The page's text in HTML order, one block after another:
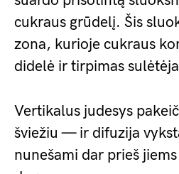
cukraus grūdelį. Šis
zona, kurioje cukraus
didelė ir tirpimas
Vertikalus judesys
šviežiu — ir difuzija
nunešami dar prieš